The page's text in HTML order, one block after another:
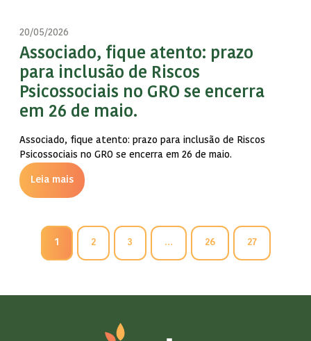
20/05/2026
Associado, fique atento: prazo
para inclusão de Riscos
Psicossociais no GRO se encerra
em 26 de maio.
Associado, fique atento: prazo para inclusão de Riscos
Psicossociais no GRO se encerra em 26 de maio.
Leia mais
1 2 3 … 26 27